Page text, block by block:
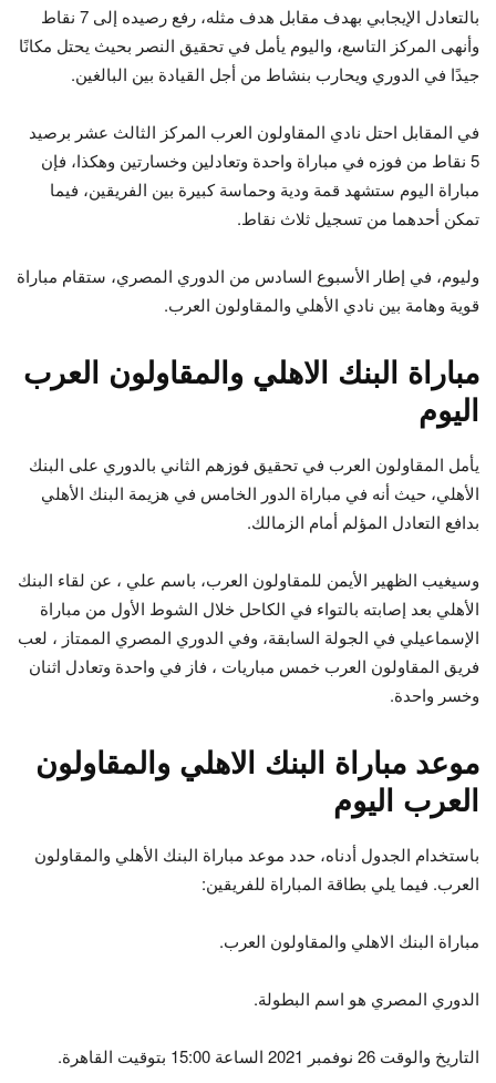
بالتعادل الإيجابي بهدف مقابل هدف مثله، رفع رصيده إلى 7 نقاط
وأنهى المركز التاسع، واليوم يأمل في تحقيق النصر بحيث يحتل مكانًا
جيدًا في الدوري ويحارب بنشاط من أجل القيادة بين البالغين.
في المقابل احتل نادي المقاولون العرب المركز الثالث عشر برصيد
5 نقاط من فوزه في مباراة واحدة وتعادلين وخسارتين وهكذا، فإن
مباراة اليوم ستشهد قمة ودية وحماسة كبيرة بين الفريقين، فيما
تمكن أحدهما من تسجيل ثلاث نقاط.
وليوم، في إطار الأسبوع السادس من الدوري المصري، ستقام مباراة
قوية وهامة بين نادي الأهلي والمقاولون العرب.
مباراة البنك الاهلي والمقاولون العرب
اليوم
يأمل المقاولون العرب في تحقيق فوزهم الثاني بالدوري على البنك
الأهلي، حيث أنه في مباراة الدور الخامس في هزيمة البنك الأهلي
بدافع التعادل المؤلم أمام الزمالك.
وسيغيب الظهير الأيمن للمقاولون العرب، باسم علي ، عن لقاء البنك
الأهلي بعد إصابته بالتواء في الكاحل خلال الشوط الأول من مباراة
الإسماعيلي في الجولة السابقة، وفي الدوري المصري الممتاز ، لعب
فريق المقاولون العرب خمس مباريات ، فاز في واحدة وتعادل اثنان
وخسر واحدة.
موعد مباراة البنك الاهلي والمقاولون
العرب اليوم
باستخدام الجدول أدناه، حدد موعد مباراة البنك الأهلي والمقاولون
العرب. فيما يلي بطاقة المباراة للفريقين:
مباراة البنك الاهلي والمقاولون العرب.
الدوري المصري هو اسم البطولة.
التاريخ والوقت 26 نوفمبر 2021 الساعة 15:00 بتوقيت القاهرة.